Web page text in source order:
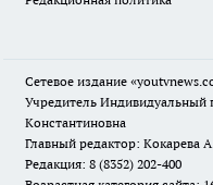
Сетевое издание
Учредитель Индивидуальный
Константиновна
Главный редактор: Кокарева
Редакция: 8 (8352) 202-400